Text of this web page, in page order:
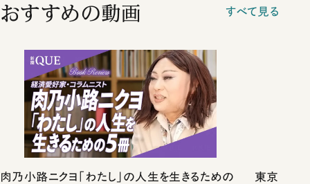
おすすめの動画 すべて見る
肉乃小路ニクヨ「わたし」の人生を生きるための
東京は都